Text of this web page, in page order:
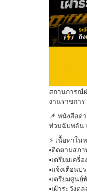
สถานการณ์
งานราชกา
📌 หนังสือด่
ท่วมฉับพลัน
⚡ เนื้อหาใ
▪️ติดตามสภ
▪️เตรียมเครื่
▪️แจ้งเตือนป
▪️เตรียมศูนย์
▪️เฝ้าระวังต